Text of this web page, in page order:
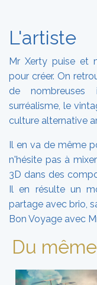
L'artiste
Mr Xerty puise et
pour créer. On
de nombreuses
surréalisme, le
culture alternative
Il en va de même
n'hésite pas à
3D dans des
Il en résulte un
partage avec brio,
Bon Voyage avec
Du